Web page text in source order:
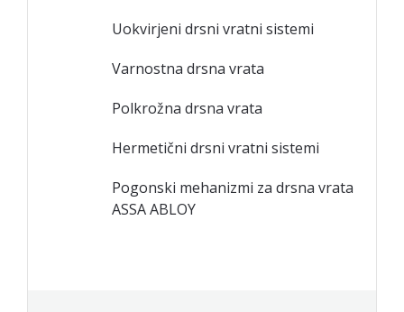
Uokvirjeni drsni vratni sistemi
Varnostna drsna vrata
Polkrožna drsna vrata
Hermetični drsni vratni sistemi
Pogonski mehanizmi za drsna vrata
ASSA ABLOY